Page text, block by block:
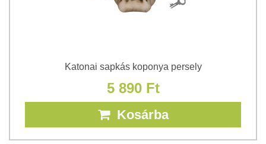
Katonai sapkás koponya persely
5 890 Ft
Kosárba